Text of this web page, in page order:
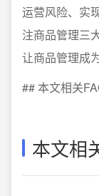
运营风险、实
注商品管理三
让商品管理成
## 本文相关
本文相